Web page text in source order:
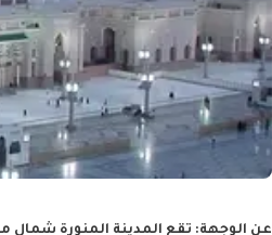
عن الوجهة: تقع المدينة المنورة شمال